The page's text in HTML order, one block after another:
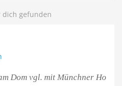
dich gefunden
Dom vgl. mit Münchner Ho